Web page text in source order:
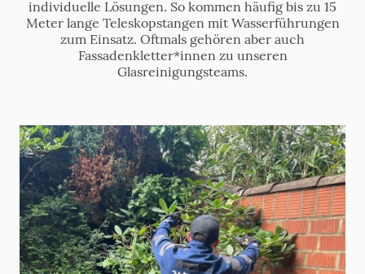
individuelle Lösungen. So kommen häufig bis zu 15
Meter lange Teleskopstangen mit Wasserführungen
zum Einsatz. Oftmals gehören aber auch
Fassadenkletter*innen zu unseren
Glasreinigungsteams.